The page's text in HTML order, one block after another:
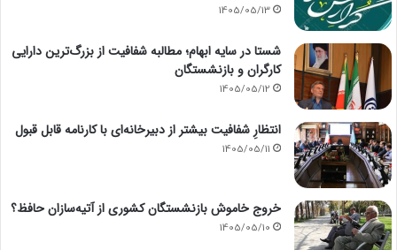
1405/05/13
شستا در سایه ابهام؛ مطالبه شفافیت از بزرگ‌ترین دارایی
کارگران و بازنشستگان
1405/05/12
انتظارِ شفافیت بیشتر از دبیرخانه‌ای با کارنامه قابل قبول
1405/05/11
خروج خاموش بازنشستگان کشوری از آتیه‌سازان حافظ؟
1405/05/10